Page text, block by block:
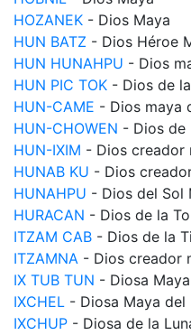
HOZANEK - Dios Maya
HUN BATZ - Dios Héroe
HUN HUNAHPU - Dios
HUN PIC TOK - Dios de
HUN-CAME - Dios maya
HUN-CHOWEN - Dios de
HUN-IXIM - Dios creador
HUNAB KU - Dios
HUNAHPU - Dios del Sol
HURACAN - Dios de la
ITZAM CAB - Dios de la
ITZAMNA - Dios creador
IX TUB TUN - Diosa
IXCHEL - Diosa Maya del
IXCHUP - Diosa de la